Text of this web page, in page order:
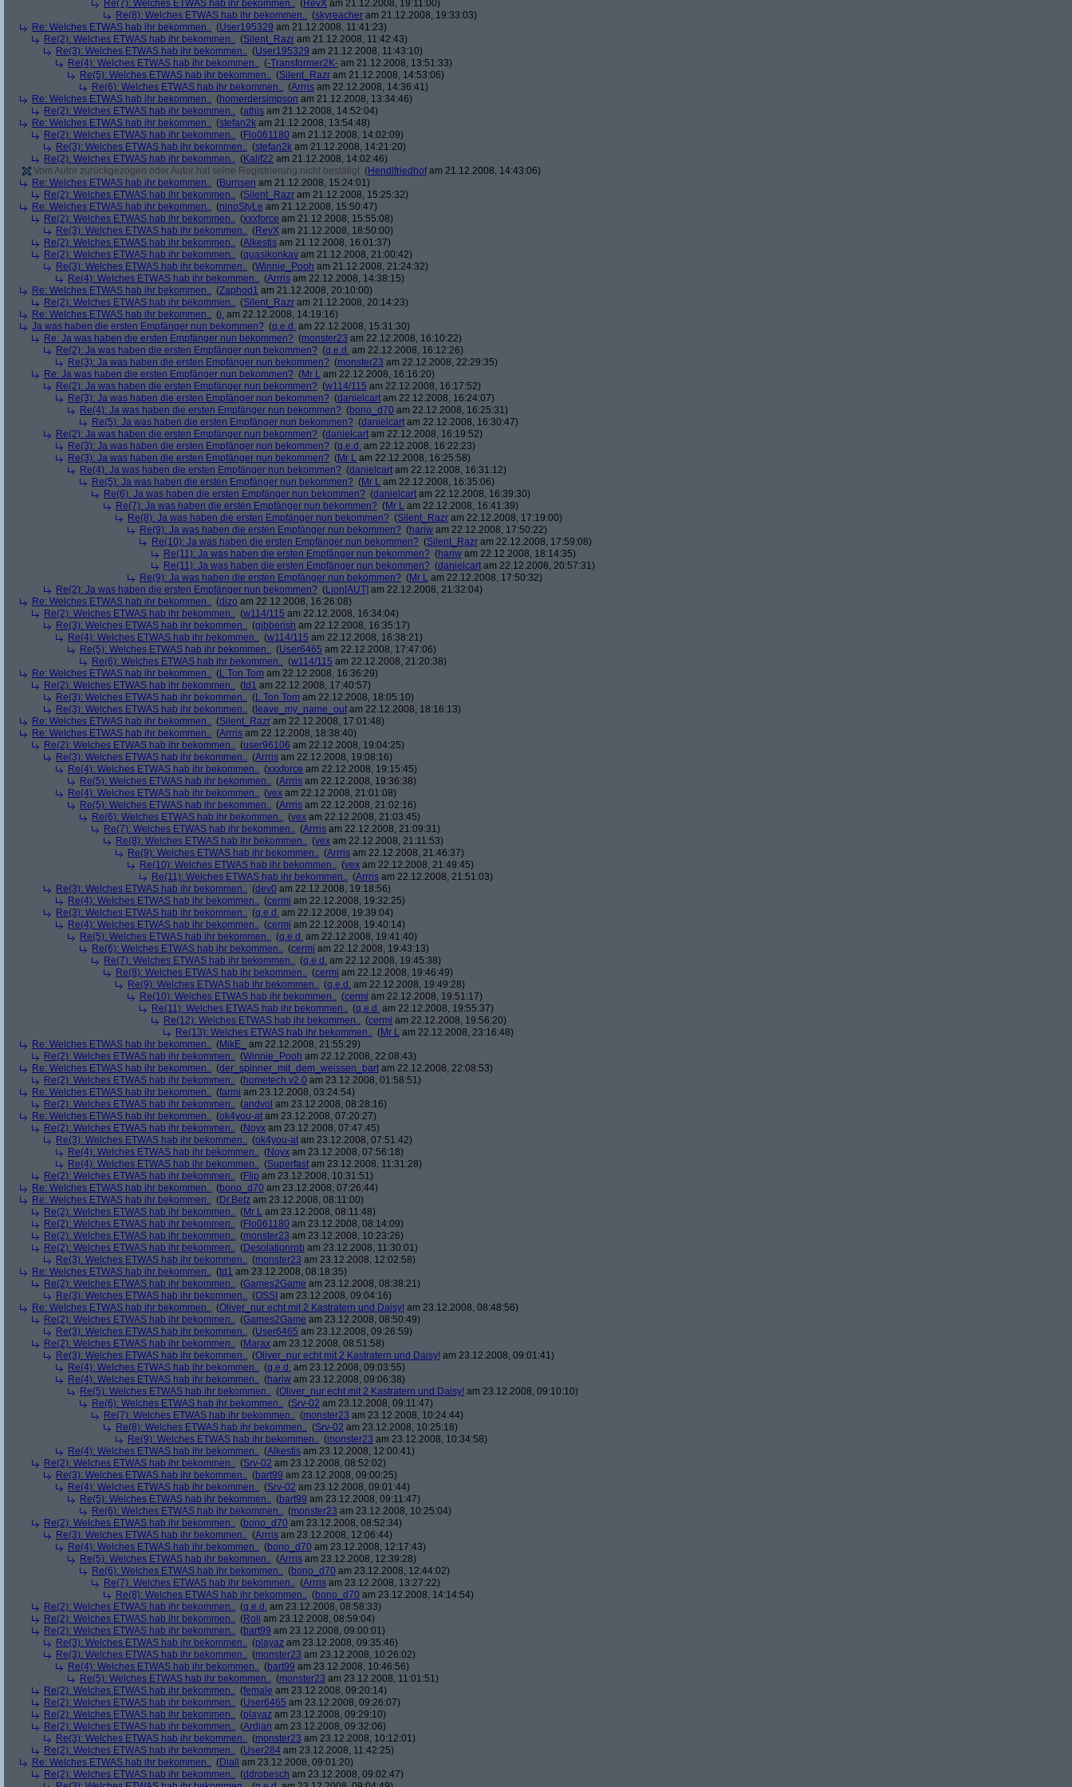
Re(7): Welches ETWAS hab ihr bekommen.. (RevX am 21.12.2008, 19:11:00)
Re(8): Welches ETWAS hab ihr bekommen.. (skyreacher am 21.12.2008, 19:33:03)
Re: Welches ETWAS hab ihr bekommen.. (User195329 am 21.12.2008, 11:41:23)
Re(2): Welches ETWAS hab ihr bekommen.. (Silent_Razr am 21.12.2008, 11:42:43)
Re(3): Welches ETWAS hab ihr bekommen.. (User195329 am 21.12.2008, 11:43:10)
Re(4): Welches ETWAS hab ihr bekommen.. (-Transformer2K- am 21.12.2008, 13:51:33)
Re(5): Welches ETWAS hab ihr bekommen.. (Silent_Razr am 21.12.2008, 14:53:06)
Re(6): Welches ETWAS hab ihr bekommen.. (Arrris am 22.12.2008, 14:36:41)
Re: Welches ETWAS hab ihr bekommen.. (homerdersimpson am 21.12.2008, 13:34:46)
Re(2): Welches ETWAS hab ihr bekommen.. (athis am 21.12.2008, 14:52:04)
Re: Welches ETWAS hab ihr bekommen.. (stefan2k am 21.12.2008, 13:54:48)
Re(2): Welches ETWAS hab ihr bekommen.. (Flo061180 am 21.12.2008, 14:02:09)
Re(3): Welches ETWAS hab ihr bekommen.. (stefan2k am 21.12.2008, 14:21:20)
Re(2): Welches ETWAS hab ihr bekommen.. (Kalif22 am 21.12.2008, 14:02:46)
Vom Autor zurückgezogen oder Autor hat seine Registrierung nicht bestätigt (Hendlfriedhofam 21.12.2008, 14:43:06)
Re: Welches ETWAS hab ihr bekommen.. (Burnsen am 21.12.2008, 15:24:01)
Re(2): Welches ETWAS hab ihr bekommen.. (Silent_Razr am 21.12.2008, 15:25:32)
Re: Welches ETWAS hab ihr bekommen.. (ninoStyLe am 21.12.2008, 15:50:47)
Re(2): Welches ETWAS hab ihr bekommen.. (xxxforce am 21.12.2008, 15:55:08)
Re(3): Welches ETWAS hab ihr bekommen.. (RevX am 21.12.2008, 18:50:00)
Re(2): Welches ETWAS hab ihr bekommen.. (Alkestis am 21.12.2008, 16:01:37)
Re(2): Welches ETWAS hab ihr bekommen.. (quasikonkav am 21.12.2008, 21:00:42)
Re(3): Welches ETWAS hab ihr bekommen.. (Winnie_Pooh am 21.12.2008, 21:24:32)
Re(4): Welches ETWAS hab ihr bekommen.. (Arrris am 22.12.2008, 14:38:15)
Re: Welches ETWAS hab ihr bekommen.. (Zaphod1 am 21.12.2008, 20:10:00)
Re(2): Welches ETWAS hab ihr bekommen.. (Silent_Razr am 21.12.2008, 20:14:23)
Re: Welches ETWAS hab ihr bekommen.. (j. am 22.12.2008, 14:19:16)
Ja was haben die ersten Empfänger nun bekommen? (q.e.d. am 22.12.2008, 15:31:30)
Re: Ja was haben die ersten Empfänger nun bekommen? (monster23 am 22.12.2008, 16:10:22)
Re(2): Ja was haben die ersten Empfänger nun bekommen? (q.e.d. am 22.12.2008, 16:12:26)
Re(3): Ja was haben die ersten Empfänger nun bekommen? (monster23 am 22.12.2008, 22:29:35)
Re: Ja was haben die ersten Empfänger nun bekommen? (Mr L am 22.12.2008, 16:16:20)
Re(2): Ja was haben die ersten Empfänger nun bekommen? (w114/115 am 22.12.2008, 16:17:52)
Re(3): Ja was haben die ersten Empfänger nun bekommen? (danielcart am 22.12.2008, 16:24:07)
Re(4): Ja was haben die ersten Empfänger nun bekommen? (bono_d70 am 22.12.2008, 16:25:31)
Re(5): Ja was haben die ersten Empfänger nun bekommen? (danielcart am 22.12.2008, 16:30:47)
Re(2): Ja was haben die ersten Empfänger nun bekommen? (danielcart am 22.12.2008, 16:19:52)
Re(3): Ja was haben die ersten Empfänger nun bekommen? (q.e.d. am 22.12.2008, 16:22:23)
Re(3): Ja was haben die ersten Empfänger nun bekommen? (Mr L am 22.12.2008, 16:25:58)
Re(4): Ja was haben die ersten Empfänger nun bekommen? (danielcart am 22.12.2008, 16:31:12)
Re(5): Ja was haben die ersten Empfänger nun bekommen? (Mr L am 22.12.2008, 16:35:06)
Re(6): Ja was haben die ersten Empfänger nun bekommen? (danielcart am 22.12.2008, 16:39:30)
Re(7): Ja was haben die ersten Empfänger nun bekommen? (Mr L am 22.12.2008, 16:41:39)
Re(8): Ja was haben die ersten Empfänger nun bekommen? (Silent_Razr am 22.12.2008, 17:19:00)
Re(9): Ja was haben die ersten Empfänger nun bekommen? (hariw am 22.12.2008, 17:50:22)
Re(10): Ja was haben die ersten Empfänger nun bekommen? (Silent_Razr am 22.12.2008, 17:59:08)
Re(11): Ja was haben die ersten Empfänger nun bekommen? (hariw am 22.12.2008, 18:14:35)
Re(11): Ja was haben die ersten Empfänger nun bekommen? (danielcart am 22.12.2008, 20:57:31)
Re(9): Ja was haben die ersten Empfänger nun bekommen? (Mr L am 22.12.2008, 17:50:32)
Re(2): Ja was haben die ersten Empfänger nun bekommen? (Lion[AUT] am 22.12.2008, 21:32:04)
Re: Welches ETWAS hab ihr bekommen.. (dizo am 22.12.2008, 16:26:08)
Re(2): Welches ETWAS hab ihr bekommen.. (w114/115 am 22.12.2008, 16:34:04)
Re(3): Welches ETWAS hab ihr bekommen.. (gibberish am 22.12.2008, 16:35:17)
Re(4): Welches ETWAS hab ihr bekommen.. (w114/115 am 22.12.2008, 16:38:21)
Re(5): Welches ETWAS hab ihr bekommen.. (User6465 am 22.12.2008, 17:47:06)
Re(6): Welches ETWAS hab ihr bekommen.. (w114/115 am 22.12.2008, 21:20:38)
Re: Welches ETWAS hab ihr bekommen.. (L.Ton Tom am 22.12.2008, 16:36:29)
Re(2): Welches ETWAS hab ihr bekommen.. (td1 am 22.12.2008, 17:40:57)
Re(3): Welches ETWAS hab ihr bekommen.. (L.Ton Tom am 22.12.2008, 18:05:10)
Re(3): Welches ETWAS hab ihr bekommen.. ( leave_my_name_out am 22.12.2008, 18:16:13)
Re: Welches ETWAS hab ihr bekommen.. (Silent_Razr am 22.12.2008, 17:01:48)
Re: Welches ETWAS hab ihr bekommen.. (Arrris am 22.12.2008, 18:38:40)
Re(2): Welches ETWAS hab ihr bekommen.. (user96106 am 22.12.2008, 19:04:25)
Re(3): Welches ETWAS hab ihr bekommen.. (Arrris am 22.12.2008, 19:08:16)
Re(4): Welches ETWAS hab ihr bekommen.. (xxxforce am 22.12.2008, 19:15:45)
Re(5): Welches ETWAS hab ihr bekommen.. (Arrris am 22.12.2008, 19:36:38)
Re(4): Welches ETWAS hab ihr bekommen.. (vex am 22.12.2008, 21:01:08)
Re(5): Welches ETWAS hab ihr bekommen.. (Arrris am 22.12.2008, 21:02:16)
Re(6): Welches ETWAS hab ihr bekommen.. (vex am 22.12.2008, 21:03:45)
Re(7): Welches ETWAS hab ihr bekommen.. (Arrris am 22.12.2008, 21:09:31)
Re(8): Welches ETWAS hab ihr bekommen.. (vex am 22.12.2008, 21:11:53)
Re(9): Welches ETWAS hab ihr bekommen.. (Arrris am 22.12.2008, 21:46:37)
Re(10): Welches ETWAS hab ihr bekommen.. (vex am 22.12.2008, 21:49:45)
Re(11): Welches ETWAS hab ihr bekommen.. (Arrris am 22.12.2008, 21:51:03)
Re(3): Welches ETWAS hab ihr bekommen.. (dev0 am 22.12.2008, 19:18:56)
Re(4): Welches ETWAS hab ihr bekommen.. (cermi am 22.12.2008, 19:32:25)
Re(3): Welches ETWAS hab ihr bekommen.. (q.e.d. am 22.12.2008, 19:39:04)
Re(4): Welches ETWAS hab ihr bekommen.. (cermi am 22.12.2008, 19:40:14)
Re(5): Welches ETWAS hab ihr bekommen.. (q.e.d. am 22.12.2008, 19:41:40)
Re(6): Welches ETWAS hab ihr bekommen.. (cermi am 22.12.2008, 19:43:13)
Re(7): Welches ETWAS hab ihr bekommen.. (q.e.d. am 22.12.2008, 19:45:38)
Re(8): Welches ETWAS hab ihr bekommen.. (cermi am 22.12.2008, 19:46:49)
Re(9): Welches ETWAS hab ihr bekommen.. (q.e.d. am 22.12.2008, 19:49:28)
Re(10): Welches ETWAS hab ihr bekommen.. (cermi am 22.12.2008, 19:51:17)
Re(11): Welches ETWAS hab ihr bekommen.. (q.e.d. am 22.12.2008, 19:55:37)
Re(12): Welches ETWAS hab ihr bekommen.. (cermi am 22.12.2008, 19:56:20)
Re(13): Welches ETWAS hab ihr bekommen.. (Mr L am 22.12.2008, 23:16:48)
Re: Welches ETWAS hab ihr bekommen.. (MikE_
am 22.12.2008, 21:55:29)
Re(2): Welches ETWAS hab ihr bekommen.. (Winnie_Pooh am 22.12.2008, 22:08:43)
Re: Welches ETWAS hab ihr bekommen.. (der_spinner_mit_dem_weissen_bart am 22.12.2008, 22:08:53)
Re(2): Welches ETWAS hab ihr bekommen.. (hometech.v2.0 am 23.12.2008, 01:58:51)
Re: Welches ETWAS hab ihr bekommen.. (farmi am 23.12.2008, 03:24:54)
Re(2): Welches ETWAS hab ihr bekommen.. (andvol am 23.12.2008, 08:28:16)
Re: Welches ETWAS hab ihr bekommen.. (ok4you-at am 23.12.2008, 07:20:27)
Re(2): Welches ETWAS hab ihr bekommen.. (Noyx am 23.12.2008, 07:47:45)
Re(3): Welches ETWAS hab ihr bekommen.. (ok4you-at am 23.12.2008, 07:51:42)
Re(4): Welches ETWAS hab ihr bekommen.. (Noyx am 23.12.2008, 07:56:18)
Re(4): Welches ETWAS hab ihr bekommen.. (Superfast am 23.12.2008, 11:31:28)
Re(2): Welches ETWAS hab ihr bekommen.. (Flip am 23.12.2008, 10:31:51)
Re: Welches ETWAS hab ihr bekommen.. (bono_d70 am 23.12.2008, 07:26:44)
Re: Welches ETWAS hab ihr bekommen.. (Dr.Betz am 23.12.2008, 08:11:00)
Re(2): Welches ETWAS hab ihr bekommen.. (Mr L am 23.12.2008, 08:11:48)
Re(2): Welches ETWAS hab ihr bekommen.. (Flo061180 am 23.12.2008, 08:14:09)
Re(2): Welches ETWAS hab ihr bekommen.. (monster23 am 23.12.2008, 10:23:26)
Re(2): Welches ETWAS hab ihr bekommen.. (Desolationrob am 23.12.2008, 11:30:01)
Re(3): Welches ETWAS hab ihr bekommen.. (monster23 am 23.12.2008, 12:02:58)
Re: Welches ETWAS hab ihr bekommen.. (td1 am 23.12.2008, 08:18:35)
Re(2): Welches ETWAS hab ihr bekommen.. (Games2Game am 23.12.2008, 08:38:21)
Re(3): Welches ETWAS hab ihr bekommen.. (OSSI am 23.12.2008, 09:04:16)
Re: Welches ETWAS hab ihr bekommen.. (Oliver_nur echt mit 2 Kastratern und Daisy! am 23.12.2008, 08:48:56)
Re(2): Welches ETWAS hab ihr bekommen.. (Games2Game am 23.12.2008, 08:50:49)
Re(3): Welches ETWAS hab ihr bekommen.. (User6465 am 23.12.2008, 09:26:59)
Re(2): Welches ETWAS hab ihr bekommen.. (Marax am 23.12.2008, 08:51:58)
Re(3): Welches ETWAS hab ihr bekommen.. (Oliver_nur echt mit 2 Kastratern und Daisy! am 23.12.2008, 09:01:41)
Re(4): Welches ETWAS hab ihr bekommen.. (q.e.d. am 23.12.2008, 09:03:55)
Re(4): Welches ETWAS hab ihr bekommen.. (hariw am 23.12.2008, 09:06:38)
Re(5): Welches ETWAS hab ihr bekommen.. (Oliver_nur echt mit 2 Kastratern und Daisy! am 23.12.2008, 09:10:10)
Re(6): Welches ETWAS hab ihr bekommen.. (Srv-02 am 23.12.2008, 09:11:47)
Re(7): Welches ETWAS hab ihr bekommen.. (monster23 am 23.12.2008, 10:24:44)
Re(8): Welches ETWAS hab ihr bekommen.. (Srv-02 am 23.12.2008, 10:25:18)
Re(9): Welches ETWAS hab ihr bekommen.. (monster23 am 23.12.2008, 10:34:58)
Re(4): Welches ETWAS hab ihr bekommen.. (Alkestis am 23.12.2008, 12:00:41)
Re(2): Welches ETWAS hab ihr bekommen.. (Srv-02 am 23.12.2008, 08:52:02)
Re(3): Welches ETWAS hab ihr bekommen.. (bart99 am 23.12.2008, 09:00:25)
Re(4): Welches ETWAS hab ihr bekommen.. (Srv-02 am 23.12.2008, 09:01:44)
Re(5): Welches ETWAS hab ihr bekommen.. (bart99 am 23.12.2008, 09:11:47)
Re(6): Welches ETWAS hab ihr bekommen.. (monster23 am 23.12.2008, 10:25:04)
Re(2): Welches ETWAS hab ihr bekommen.. (bono_d70 am 23.12.2008, 08:52:34)
Re(3): Welches ETWAS hab ihr bekommen.. (Arrris am 23.12.2008, 12:06:44)
Re(4): Welches ETWAS hab ihr bekommen.. (bono_d70 am 23.12.2008, 12:17:43)
Re(5): Welches ETWAS hab ihr bekommen.. (Arrris am 23.12.2008, 12:39:28)
Re(6): Welches ETWAS hab ihr bekommen.. (bono_d70 am 23.12.2008, 12:44:02)
Re(7): Welches ETWAS hab ihr bekommen.. (Arrris am 23.12.2008, 13:27:22)
Re(8): Welches ETWAS hab ihr bekommen.. (bono_d70 am 23.12.2008, 14:14:54)
Re(2): Welches ETWAS hab ihr bekommen.. (q.e.d. am 23.12.2008, 08:58:33)
Re(2): Welches ETWAS hab ihr bekommen.. (Roli am 23.12.2008, 08:59:04)
Re(2): Welches ETWAS hab ihr bekommen.. (bart99 am 23.12.2008, 09:00:01)
Re(3): Welches ETWAS hab ihr bekommen.. (playaz am 23.12.2008, 09:35:46)
Re(3): Welches ETWAS hab ihr bekommen.. (monster23 am 23.12.2008, 10:26:02)
Re(4): Welches ETWAS hab ihr bekommen.. (bart99 am 23.12.2008, 10:46:56)
Re(5): Welches ETWAS hab ihr bekommen.. (monster23 am 23.12.2008, 11:01:51)
Re(2): Welches ETWAS hab ihr bekommen.. (female am 23.12.2008, 09:20:14)
Re(2): Welches ETWAS hab ihr bekommen.. (User6465 am 23.12.2008, 09:26:07)
Re(2): Welches ETWAS hab ihr bekommen.. (playaz am 23.12.2008, 09:29:10)
Re(2): Welches ETWAS hab ihr bekommen.. (Ardjan am 23.12.2008, 09:32:06)
Re(3): Welches ETWAS hab ihr bekommen.. (monster23 am 23.12.2008, 10:12:01)
Re(2): Welches ETWAS hab ihr bekommen.. (User284 am 23.12.2008, 11:42:25)
Re: Welches ETWAS hab ihr bekommen.. (Diall
am 23.12.2008, 09:01:20)
Re(2): Welches ETWAS hab ihr bekommen.. (ddrobesch am 23.12.2008, 09:02:47)